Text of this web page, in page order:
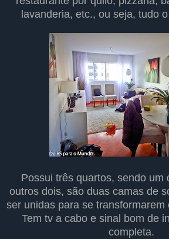
lavanderia, etc., ou seja, tudo
Possui três quartos, sendo um
outros dois, são duas camas de
ser unidas para se transformarem
Tem tv a cabo e sinal bom de
completa.